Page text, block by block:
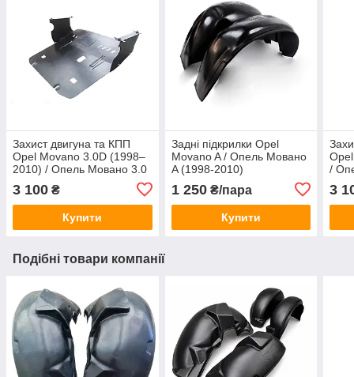
Захист двигуна та КПП
Opel Movano 3.0D (1998–
2010) / Опель Мовано 3.0
3 100 ₴
Купити
Задні підкрилки Opel
Movano A / Опель Мовано
A (1998-2010)
1 250₴/пара
Купити
/
3
Подібні товари компанії